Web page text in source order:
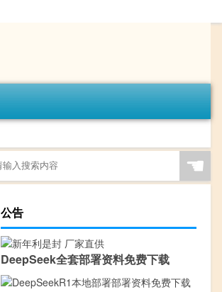
☚
公告
DeepSeek全套部署资料免费下载